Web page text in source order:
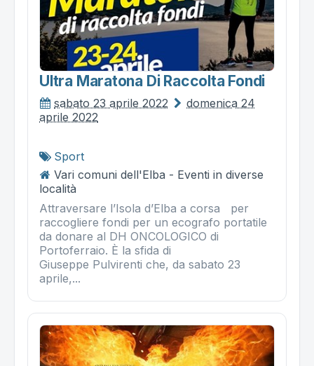
Ultra Maratona Di Raccolta Fondi
sabato 23 aprile 2022
domenica 24
aprile 2022
Sport
Vari comuni dell'Elba - Eventi in diverse
località
Attraversare l’Isola d’Elba a corsa per
raccogliere fondi per un ecografo portatile
da donare al DH ONCOLOGICO di
Portoferraio. È la sfida di
Giuseppe Pulvirenti che, da sabato 23
aprile,...